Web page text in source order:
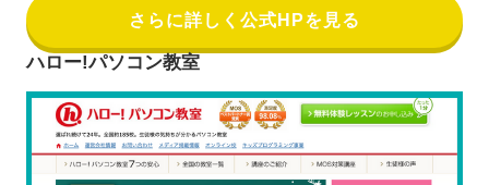
さらに詳しく公式HPを見る
ハロー!パソコン教室